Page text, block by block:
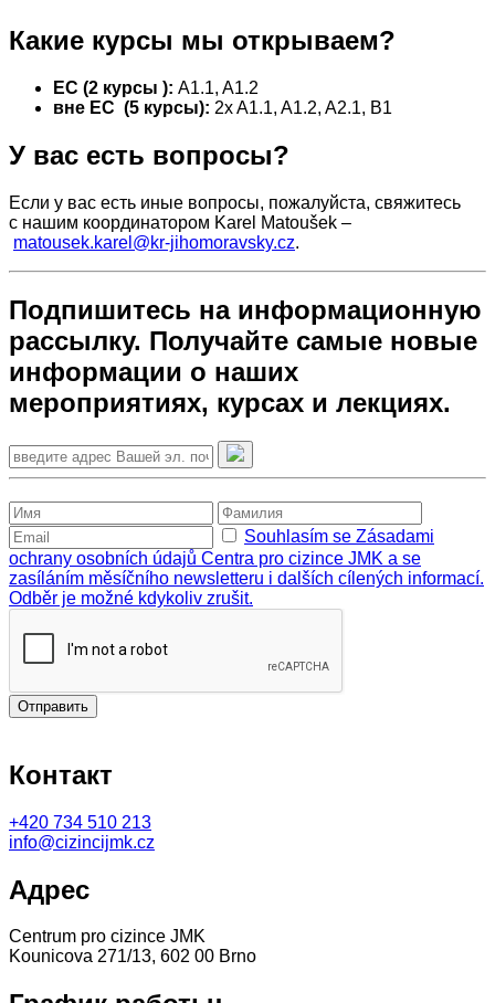
Какие курсы мы открываем?
ЕС (2 курсы ): A1.1, A1.2
вне ЕС (5 курсы): 2x A1.1, A1.2, A2.1, B1
У вас есть вопросы?
Если у вас есть иные вопросы, пожалуйста, свяжитесь
с нашим координатором Karel Matoušek –
matousek.karel@kr-jihomoravsky.cz.
Подпишитесь на информационную
рассылку. Получайте самые новые
информации о наших
мероприятиях, курсах и лекциях.
Souhlasím se Zásadami
ochrany osobních údajů Centra pro cizince JMK a se
zasíláním měsíčního newsletteru i dalších cílených informací.
Odběr je možné kdykoliv zrušit.
Отправить
Контакт
+420 734 510 213
info@cizincijmk.cz
Адрес
Centrum pro cizince JMK
Kounicova 271/13, 602 00 Brno